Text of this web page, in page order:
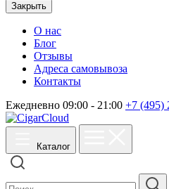
Закрыть
О нас
Блог
Отзывы
Адреса самовывоза
Контакты
Ежедневно 09:00 - 21:00 +7 (495)
Каталог